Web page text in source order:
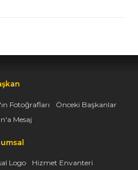
Fotoğrafları
Önceki Başkanlar
Mesaj
Logo
Hizmet Envanteri